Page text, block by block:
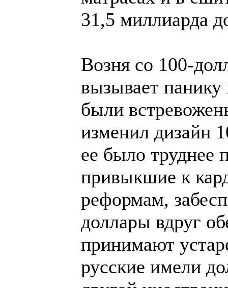
31,5 миллиарда
Возня со 100-
вызывает
были
изменил дизайн
ее было труднее
привыкшие к
реформам,
доллары вдруг
принимают
русские имели